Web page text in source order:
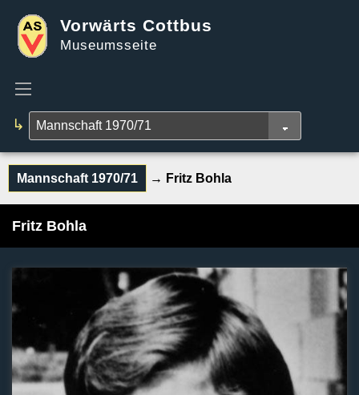
Vorwärts Cottbus
Museumsseite
↳
Mannschaft 1970/71 → Fritz Bohla
Fritz Bohla